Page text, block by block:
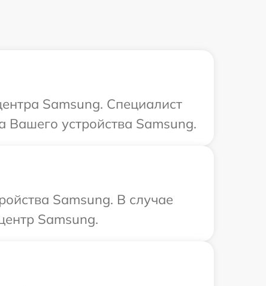
Samsung. Специалист
Вашего устройства Samsung.
Samsung. В случае
Samsung.